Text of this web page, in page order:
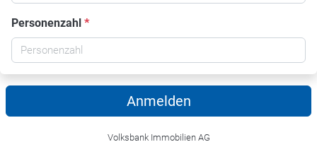
Personenzahl *
Anmelden
Volksbank Immobilien AG